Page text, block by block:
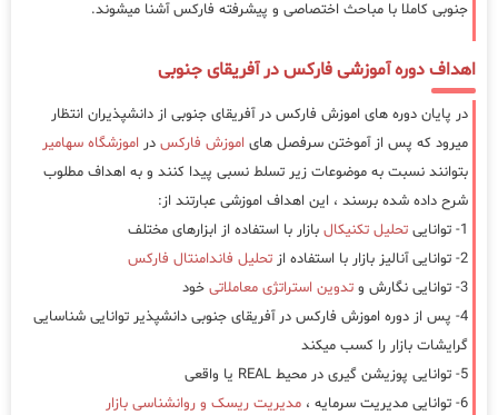
جنوبی کاملا با مباحث اختصاصی و پیشرفته فارکس آشنا میشوند.
اهداف دوره آموزشی فارکس در آفریقای جنوبی
در پایان دوره های اموزش فارکس در آفریقای جنوبی از دانشپذیران انتظار
میرود که پس از آموختن سرفصل های اموزش فارکس در اموزشگاه سهامیر
بتوانند نسبت به موضوعات زیر تسلط نسبی پیدا کنند و به اهداف مطلوب
شرح داده شده برسند ، این اهداف اموزشی عبارتند از:
1- توانایی
تحلیل تکنیکال بازار با استفاده از ابزارهای مختلف
2- توانایی آنالیز بازار با استفاده از
تحلیل فاندامنتال فارکس
3- توانایی نگارش و
تدوین استراتژی معاملاتی خود
4- پس از دوره اموزش فارکس در آفریقای جنوبی دانشپذیر توانایی شناسایی
گرایشات بازار را کسب میکند
5- توانایی پوزیشن گیری در محیط REAL یا واقعی
6- توانایی مدیریت سرمایه ،
مدیریت ریسک و روانشناسی بازار